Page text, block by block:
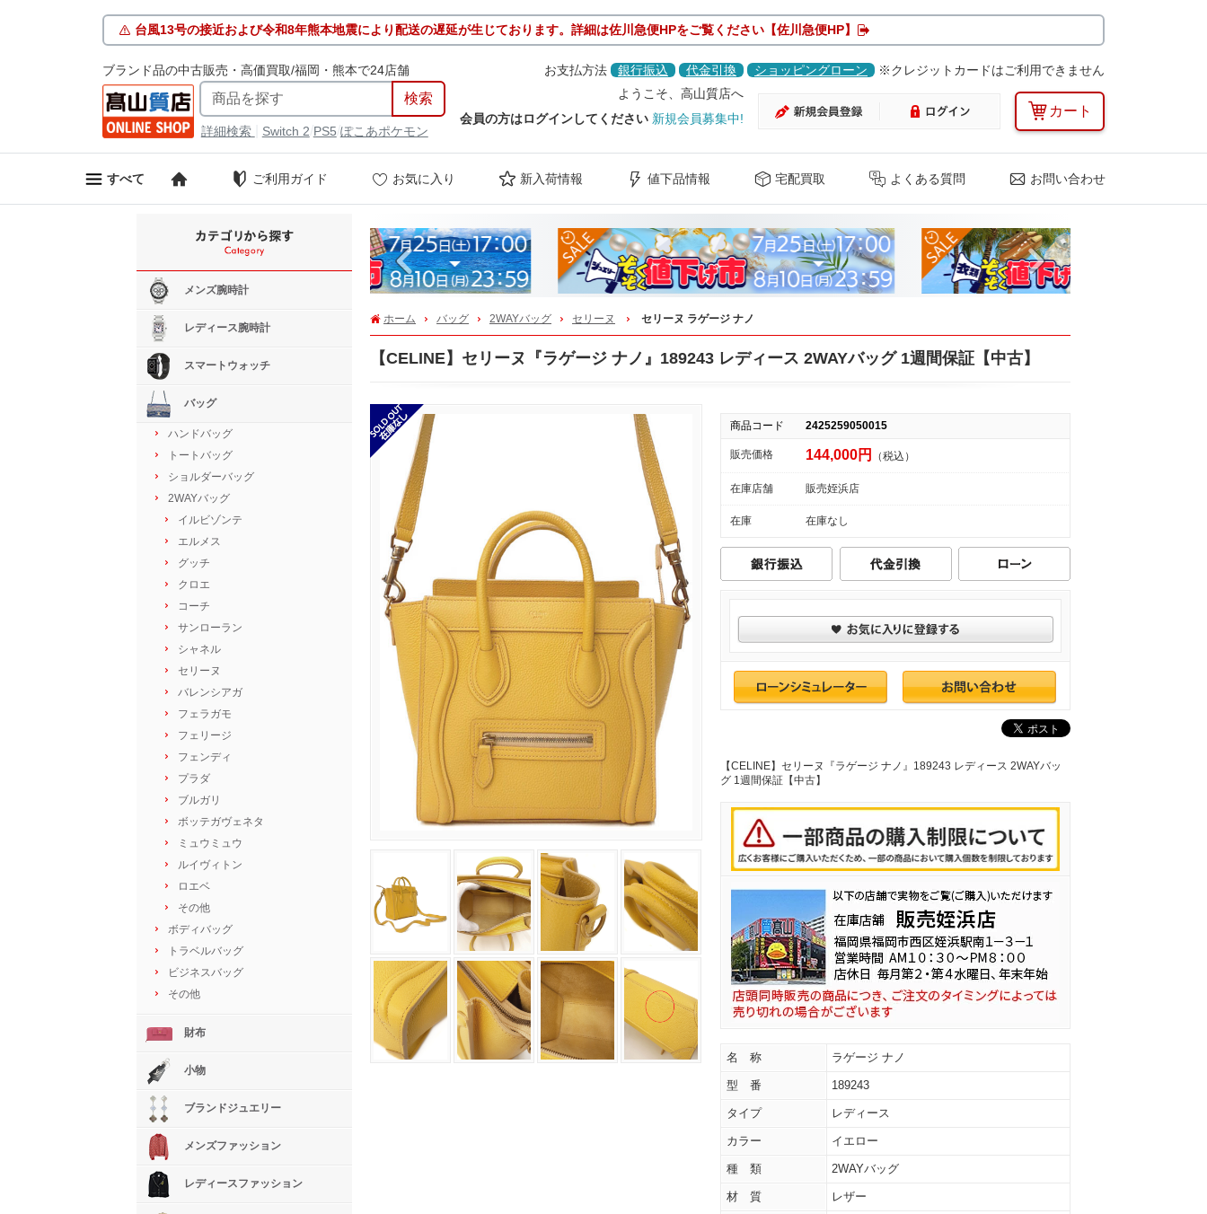
台風13号の接近および令和8年熊本地震により配送の遅延が生じております。詳細は佐川急便HPをご覧ください【佐川急便HP】
ブランド品の中古販売・高価買取/福岡・熊本で24店舗 お支払方法 銀行振込 代金引換 ショッピングローン ※クレジットカードはご利用できません
詳細検索 Switch 2 PS5 ぽこあポケモン
ようこそ、高山質店へ
会員の方はログインしてください 新規会員募集中! カート
すべて ご利用ガイド お気に入り 新入荷情報 値下品情報 宅配買取 よくある質問 お問い合わせ
Previous Next
ホーム バッグ 2WAYバッグ セリーヌ セリーヌ ラゲージ ナノ
【CELINE】セリーヌ『ラゲージ ナノ』189243 レディース 2WAYバッグ 1週間保証【中古】
商品コード 2425259050015
販売価格 144,000円 （税込）
在庫店舗 販売姪浜店
在庫 在庫なし
【CELINE】セリーヌ『ラゲージ ナノ』189243 レディース 2WAYバッ
グ 1週間保証【中古】
名 称 ラゲージ ナノ
型 番 189243
タイプ レディース
カラー イエロー
種 類 2WAYバッグ
材 質 レザー
メンズ腕時計
レディース腕時計
スマートウォッチ
バッグ
ハンドバッグ
トートバッグ
ショルダーバッグ
2WAYバッグ
イルビゾンテ
エルメス
グッチ
クロエ
コーチ
サンローラン
シャネル
セリーヌ
バレンシアガ
フェラガモ
フェリージ
フェンディ
プラダ
ブルガリ
ボッテガヴェネタ
ミュウミュウ
ルイヴィトン
ロエベ
その他
ボディバッグ
トラベルバッグ
ビジネスバッグ
その他
財布
小物
ブランドジュエリー
メンズファッション
レディースファッション